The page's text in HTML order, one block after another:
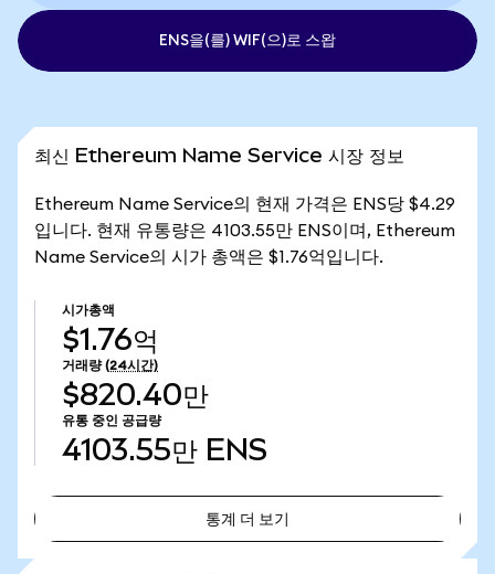
ENS을(를) WIF(으)로 스왑
최신 Ethereum Name Service 시장 정보
Ethereum Name Service의 현재 가격은 ENS당 $4.29
입니다. 현재 유통량은 4103.55만 ENS이며, Ethereum
Name Service의 시가 총액은 $1.76억입니다.
시가총액
$1.76억
거래량 (24시간)
$820.40만
유통 중인 공급량
4103.55만 ENS
통계 더 보기